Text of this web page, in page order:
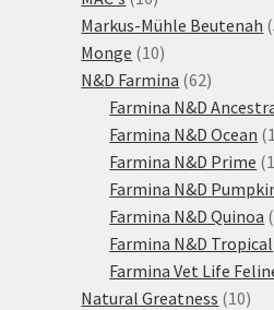
produktů
Markus-Mühle Beutenah
Monge 1010
produktů
N&D Farmina 6262
Farmina N&D
Farmina N&D Ocean
Farmina N&D Prime
Farmina N&D
Farmina N&D Quinoa
Farmina N&D Tropical
Farmina Vet Life
Natural Greatness 1010